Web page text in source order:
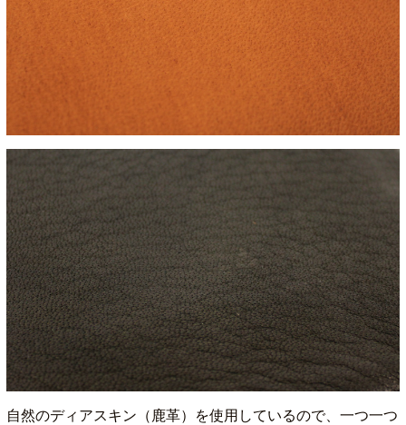
自然のディアスキン（鹿革）を使用しているので、一つ一つ